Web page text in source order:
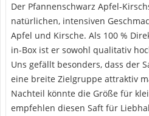
Der Pfannenschwarz Apfel-
natürlichen, intensiven
Apfel und Kirsche. Als 100 %
in-Box ist er sowohl qualitativ
Uns gefällt besonders, dass der
eine breite Zielgruppe attraktiv
Nachteil könnte die Größe für
empfehlen diesen Saft für